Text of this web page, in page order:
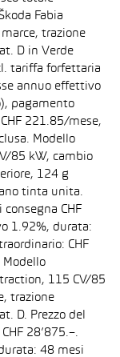
Fabia
trazione
D in Verde
tariffa forfettaria
annuo effettivo
pagamento
221.85/mese,
Modello
85 kW, cambio
124 g
tinta unita.
CHF
1.92%, durata:
CHF
Modello
115 CV/85
trazione
D. Prezzo del
28’875.–.
48 mesi